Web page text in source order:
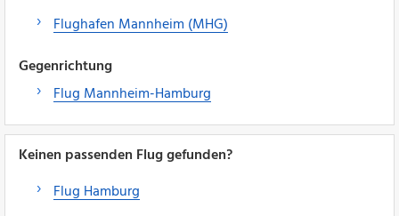
Flughafen Mannheim (MHG)
Gegenrichtung
Flug Mannheim-Hamburg
Keinen passenden Flug gefunden?
Flug Hamburg